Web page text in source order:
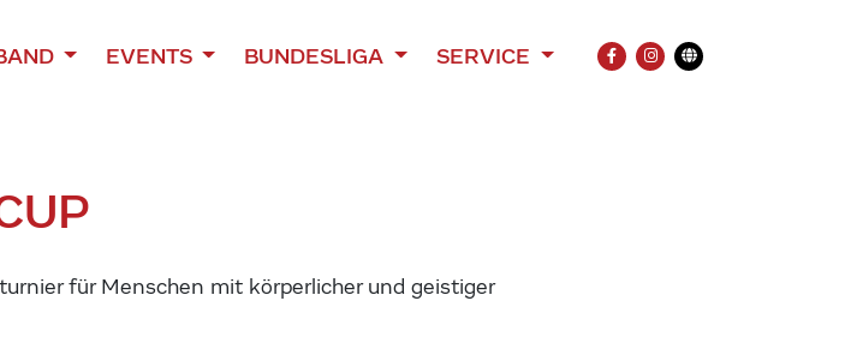
EVENTS BUNDESLIGA SERVICE
FACEBOOK
INSTAGRAM
Übersetzung
für Menschen mit körperlicher und geistiger